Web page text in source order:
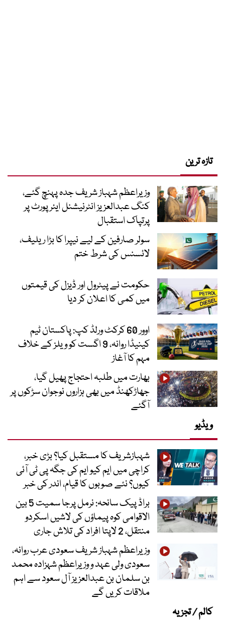
تازہ ترین
وزیراعظم شہباز شریف جدہ پہنچ گئے،
کنگ عبدالعزیز انٹرنیشنل ایئر پورٹ پر
پرتپاک استقبال
سولر صارفین کے لیے نیپرا کا بڑا ریلیف،
لائسنس کی شرط ختم
حکومت نے پیٹرول اور ڈیزل کی قیمتوں
میں کمی کا اعلان کر دیا
اوور 60 کرکٹ ورلڈ کپ: پاکستان ٹیم
کینیڈا روانہ، 9 اگست کو ویلز کے خلاف
مہم کا آغاز
بھارت میں طلبہ احتجاج پھیل گیا،
جھاڑکھنڈ میں بھی ہزاروں نوجوان سڑکوں پر
آگئے
ویڈیو
شہبازشریف کا مستقبل کیا؟ بڑی خبر،
کراچی میں ایم کیو ایم کی جگہ پی ٹی آئی
کیوں؟ نئے صوبوں کا قیام، اندر کی خبر
براڈ پیک سانحہ: نرمل پرجا سمیت 5 بین
الاقوامی کوہ پیماؤں کی لاشیں اسکردو
منتقل، 2 لاپتا افراد کی تلاش جاری
وزیراعظم شہباز شریف سعودی عرب روانہ،
سعودی ولی عہد و وزیراعظم شہزادہ محمد
بن سلمان بن عبدالعزیز آل سعود سے اہم
ملاقات کریں گے
کالم / تجزیہ